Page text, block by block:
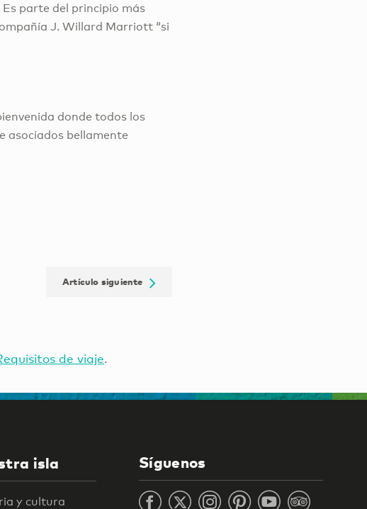
parte del principio más
J. Willard Marriott “si
donde todos los
asociados bellamente
Artículo siguiente
de viaje.
isla
y cultura
Síguenos